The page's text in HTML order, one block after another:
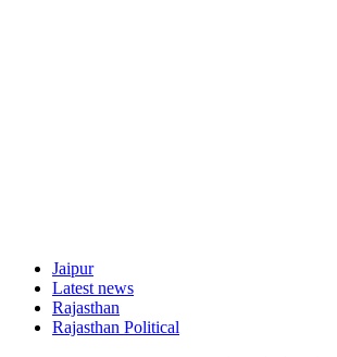
Jaipur
Latest news
Rajasthan
Rajasthan Political